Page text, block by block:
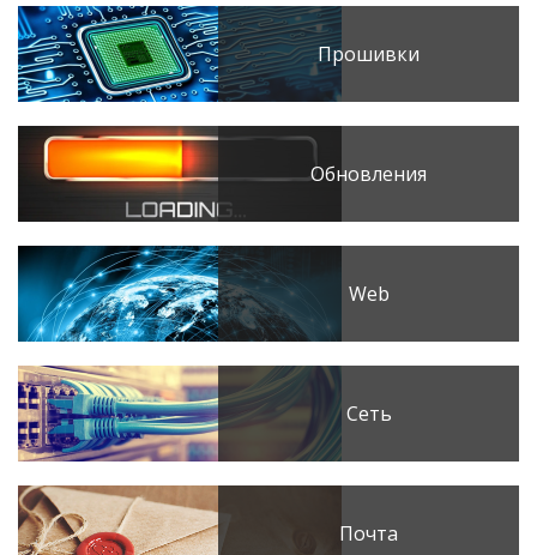
Прошивки
Обновления
Web
Сеть
Почта